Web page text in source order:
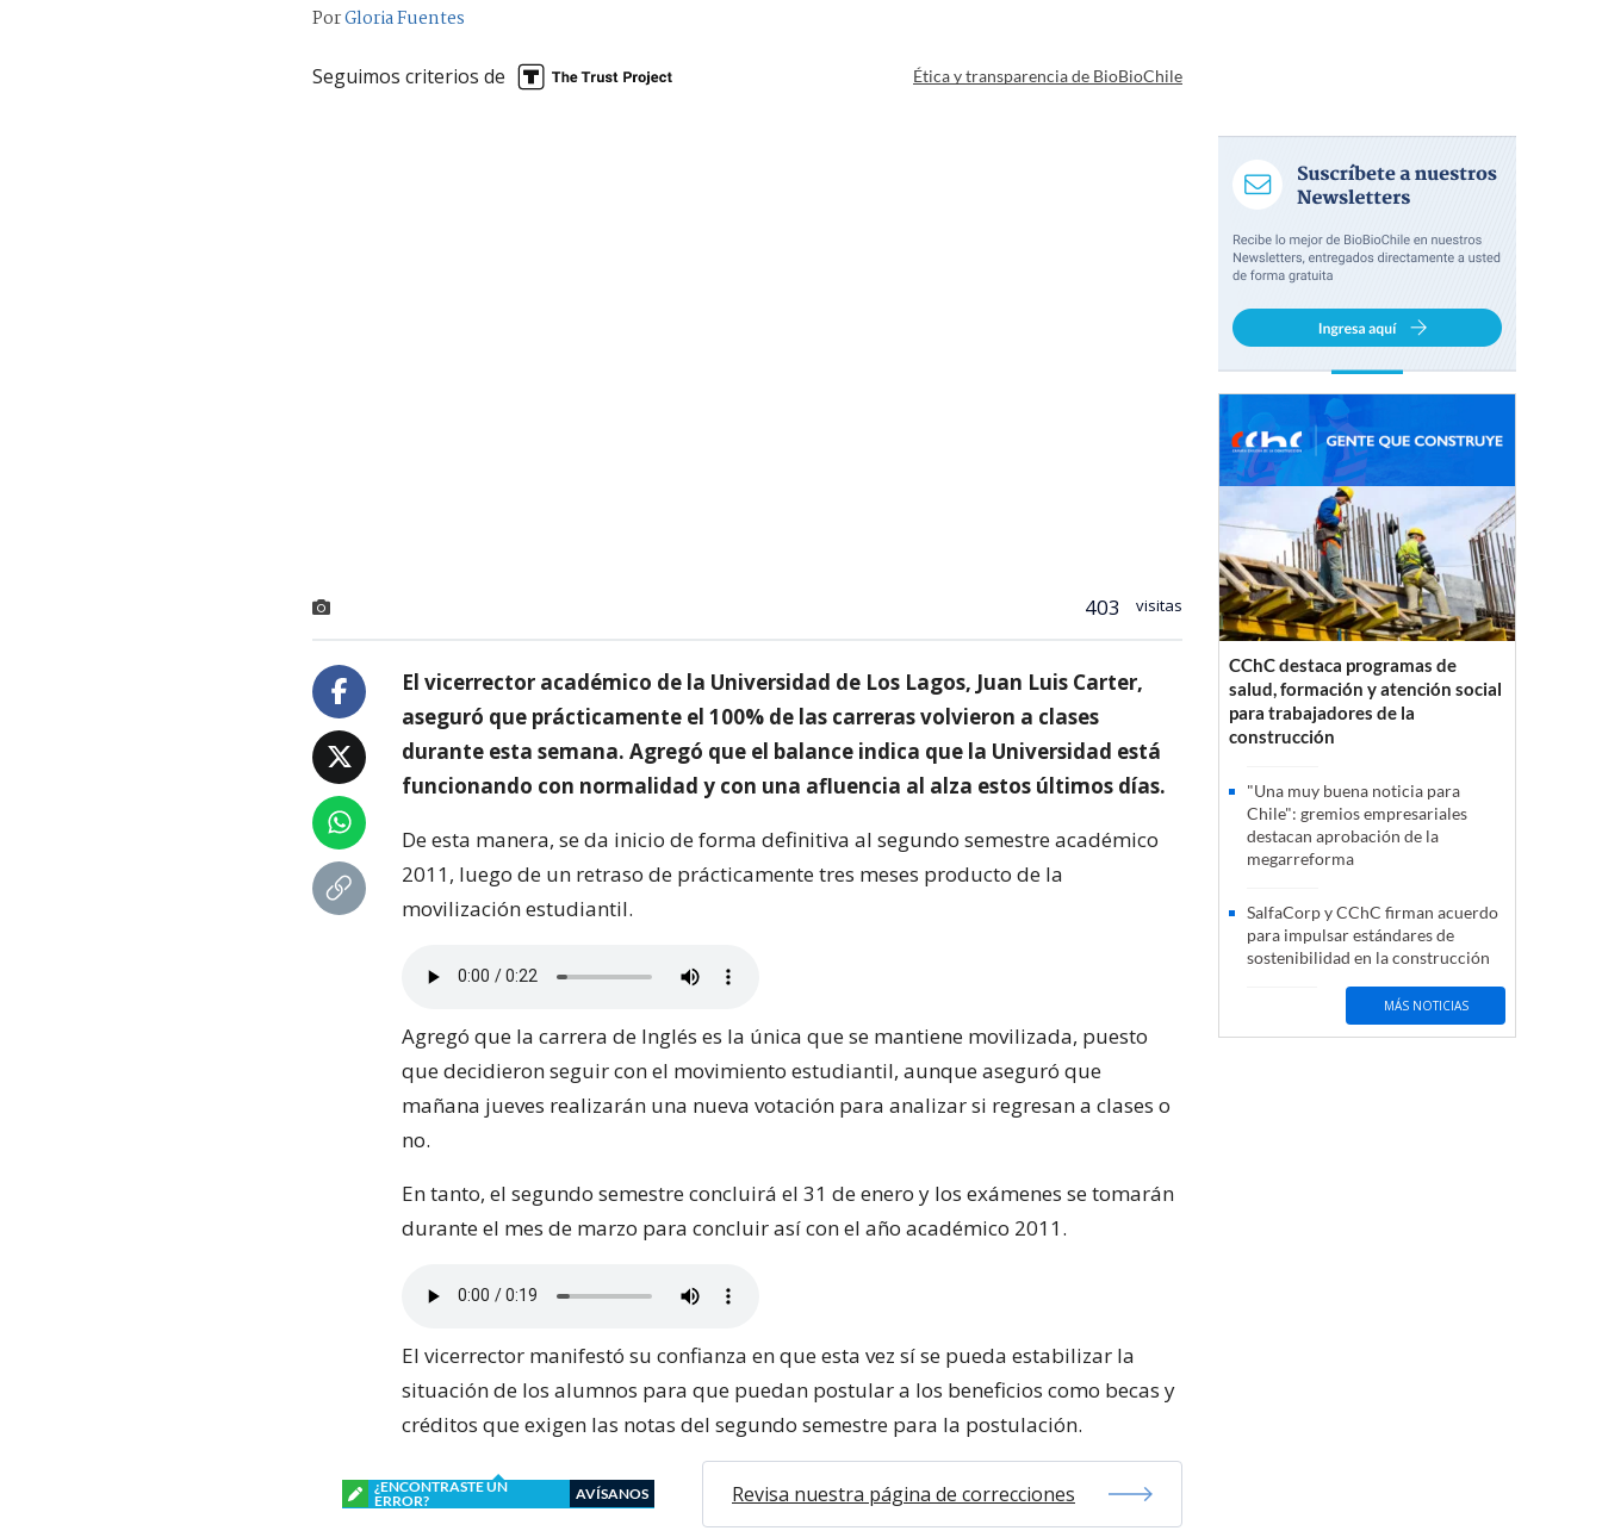
PorGloria Fuentes
Seguimos criterios de Ética y transparencia de BioBioChile
403 visitas
El vicerrector académico de la Universidad de Los Lagos, Juan Luis Carter,
aseguró que prácticamente el 100% de las carreras volvieron a clases
durante esta semana. Agregó que el balance indica que la Universidad está
funcionando con normalidad y con una afluencia al alza estos últimos días.
De esta manera, se da inicio de forma definitiva al segundo semestre académico
2011, luego de un retraso de prácticamente tres meses producto de la
movilización estudiantil.
Agregó que la carrera de Inglés es la única que se mantiene movilizada, puesto
que decidieron seguir con el movimiento estudiantil, aunque aseguró que
mañana jueves realizarán una nueva votación para analizar si regresan a clases o
no.
En tanto, el segundo semestre concluirá el 31 de enero y los exámenes se tomarán
durante el mes de marzo para concluir así con el año académico 2011.
El vicerrector manifestó su confianza en que esta vez sí se pueda estabilizar la
situación de los alumnos para que puedan postular a los beneficios como becas y
créditos que exigen las notas del segundo semestre para la postulación.
¿ENCONTRASTE UN
ERROR?
AVÍSANOS Revisa nuestra página de correcciones
CChC destaca programas de
salud, formación y atención social
para trabajadores de la
construcción
"Una muy buena noticia para
Chile": gremios empresariales
destacan aprobación de la
megarreforma
SalfaCorp y CChC firman acuerdo
para impulsar estándares de
sostenibilidad en la construcción
MÁS NOTICIAS